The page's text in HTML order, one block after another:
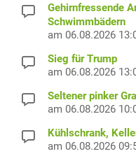
Gehirnfressende
Schwimmbädern
am 06.08.2026
Sieg für Trump
am 06.08.2026
Seltener pinker
am 06.08.2026
Kühlschrank,
am 06.08.2026